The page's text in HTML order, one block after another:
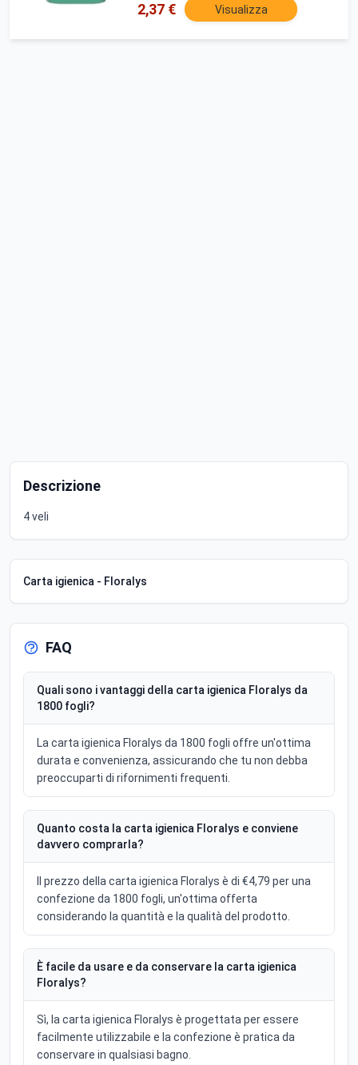
2,37 € Visualizza
Descrizione
4 veli
Carta igienica - Floralys
FAQ
Quali sono i vantaggi della carta igienica Floralys da
1800 fogli?
La carta igienica Floralys da 1800 fogli offre un'ottima
durata e convenienza, assicurando che tu non debba
preoccuparti di rifornimenti frequenti.
Quanto costa la carta igienica Floralys e conviene
davvero comprarla?
Il prezzo della carta igienica Floralys è di €4,79 per una
confezione da 1800 fogli, un'ottima offerta
considerando la quantità e la qualità del prodotto.
È facile da usare e da conservare la carta igienica
Floralys?
Sì, la carta igienica Floralys è progettata per essere
facilmente utilizzabile e la confezione è pratica da
conservare in qualsiasi bagno.